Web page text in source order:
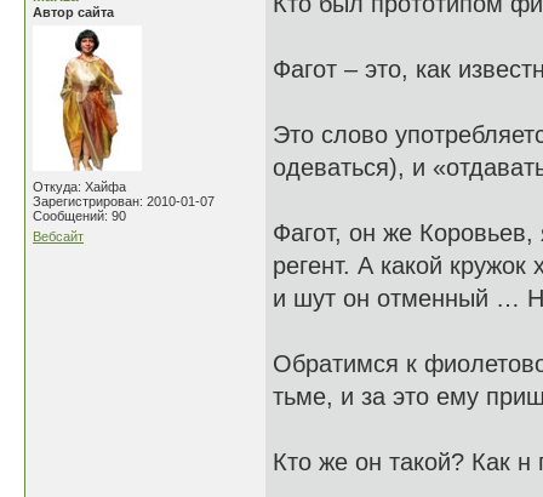
Автор сайта
Откуда: Хайфа
Зарегистрирован: 2010-01-07
Сообщений: 90
Вебсайт
Фагот – это, как
Это слово
одеваться), и
Фагот, он же
регент. А какой
и шут он отменный …
Обратимся к
тьме, и за это ему
Кто же он такой? Как н